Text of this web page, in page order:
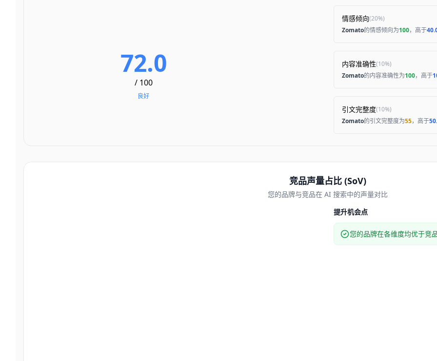
72.0
/ 100
良好
情感倾向(20%)
Zomato的情感倾向为100，高于
内容准确性(10%)
Zomato的内容准确性为100，高于
引文完整度(10%)
Zomato的引文完整度为55，高于
竞品声量占比 (SoV)
您的品牌与竞品在 AI 搜索中的声量对比
提升机会点
您的品牌在各维度均优于竞